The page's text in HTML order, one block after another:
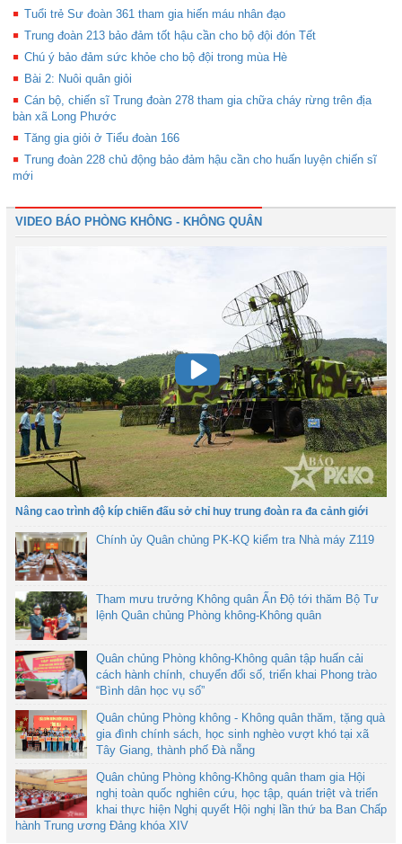
Tuổi trẻ Sư đoàn 361 tham gia hiến máu nhân đạo
Trung đoàn 213 bảo đảm tốt hậu cần cho bộ đội đón Tết
Chú ý bảo đảm sức khỏe cho bộ đội trong mùa Hè
Bài 2: Nuôi quân giỏi
Cán bộ, chiến sĩ Trung đoàn 278 tham gia chữa cháy rừng trên địa
bàn xã Long Phước
Tăng gia giỏi ở Tiểu đoàn 166
Trung đoàn 228 chủ động bảo đảm hậu cần cho huấn luyện chiến sĩ
mới
VIDEO BÁO PHÒNG KHÔNG - KHÔNG QUÂN
Nâng cao trình độ kíp chiến đấu sở chỉ huy trung đoàn ra đa cảnh giới
Chính ủy Quân chủng PK-KQ kiểm tra Nhà máy Z119
Tham mưu trưởng Không quân Ấn Độ tới thăm Bộ Tư
lệnh Quân chủng Phòng không-Không quân
Quân chủng Phòng không-Không quân tập huấn cải
cách hành chính, chuyển đổi số, triển khai Phong trào
“Bình dân học vụ số”
Quân chủng Phòng không - Không quân thăm, tặng quà
gia đình chính sách, học sinh nghèo vượt khó tại xã
Tây Giang, thành phố Đà nẵng
Quân chủng Phòng không-Không quân tham gia Hội
nghị toàn quốc nghiên cứu, học tập, quán triệt và triển
khai thực hiện Nghị quyết Hội nghị lần thứ ba Ban Chấp
hành Trung ương Đảng khóa XIV